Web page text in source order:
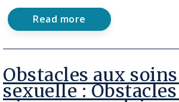
Read more
about
aux
de
santé
sexuelle
Obstacles aux
sexuelle :